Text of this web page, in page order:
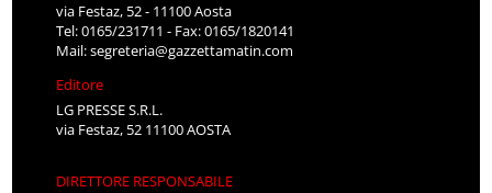
via Festaz, 52 - 11100 Aosta
Tel: 0165/231711 - Fax: 0165/1820141
Mail:segreteria@gazzettamatin.com
Editore
LG PRESSE S.R.L.
via Festaz, 52 11100 AOSTA
DIRETTORE RESPONSABILE